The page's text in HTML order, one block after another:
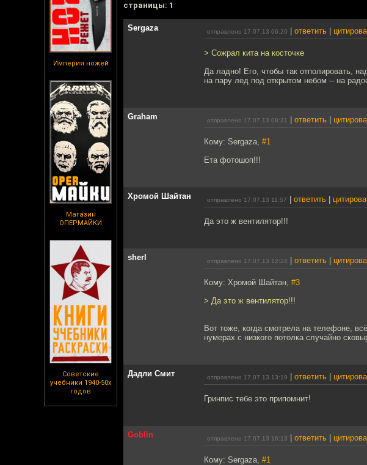
Империя ножей
Магазин
ОПЕРМАЙКИ
Советские
учебники 1940-50х
годов
cтраницы: 1
Sergaza отправлено 17.07.13 06:20 ответить
> Сожрал кита на косточке
Да ладно! Его, чтобы так отполировать,
на пару лед под открытом небом -- на
Graham отправлено 17.07.13 08:31 ответить
Кому: Sergaza, #1
Ета фотошоп!!!
Хромой Шайтан отправлено 17.07.13 11:57 ответить
Да это ж вентилятор!!!
sherl отправлено 17.07.13 12:24 ответить
Кому: Хромой Шайтан, #3
> Да это ж вентилятор!!!
Вот тоже, когда смотрела на телефоне,
нумерах с низкого потолка случайно
Дадли Смит отправлено 17.07.13 13:19 ответить
Гринпис тебе это припомнит!
Goblin отправлено 17.07.13 16:13 ответить
Кому: Sergaza, #1